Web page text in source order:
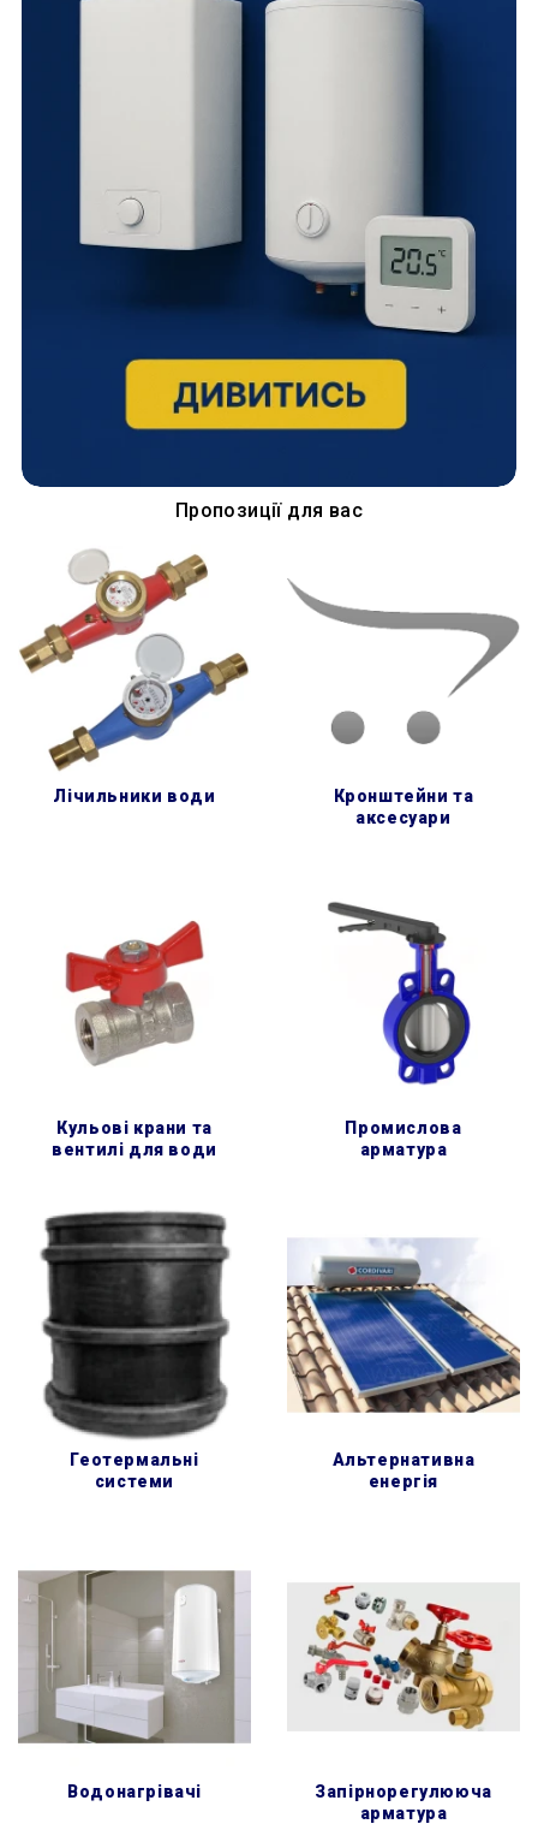
Пропозиції для вас
лічильники води
кронштейни та
аксесуари
кульові крани та
вентилі для води
промислова
арматура
геотермальні
системи
альтернативна
енергія
водонагрівачі
запірнорегулююча
арматура